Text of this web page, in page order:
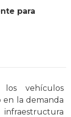
para
los vehículos
la demanda